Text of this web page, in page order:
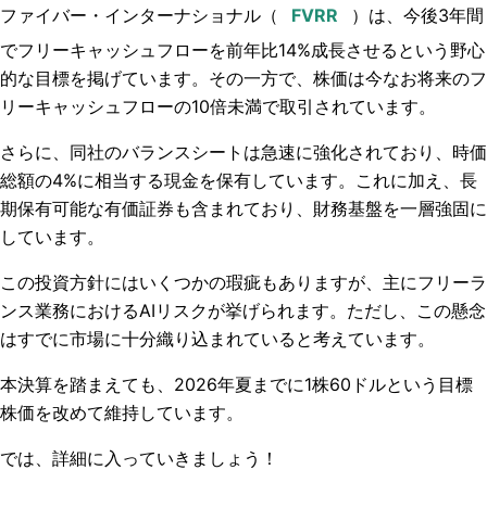
ファイバー・インターナショナル （
）は、今後3年間
でフリーキャッシュフローを前年比14%成長させるという野心
的な目標を掲げています。その一方で、株価は今なお将来のフ
リーキャッシュフローの10倍未満で取引されています。
さらに、同社のバランスシートは急速に強化されており、時価
総額の4%に相当する現金を保有しています。これに加え、長
期保有可能な有価証券も含まれており、財務基盤を一層強固に
しています。
この投資方針にはいくつかの瑕疵もありますが、主にフリーラ
ンス業務におけるAIリスクが挙げられます。ただし、この懸念
はすでに市場に十分織り込まれていると考えています。
本決算を踏まえても、2026年夏までに1株60ドルという目標
株価を改めて維持しています。
では、詳細に入っていきましょう！